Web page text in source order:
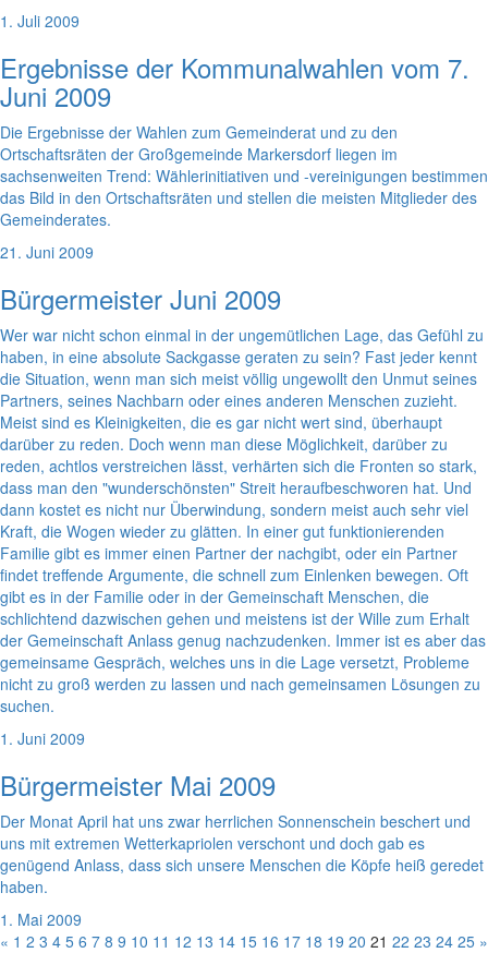
1. Juli 2009
Ergebnisse der Kommunalwahlen vom 7.
Juni 2009
Die Ergebnisse der Wahlen zum Gemeinderat und zu den
Ortschaftsräten der Großgemeinde Markersdorf liegen im
sachsenweiten Trend: Wählerinitiativen und -vereinigungen bestimmen
das Bild in den Ortschaftsräten und stellen die meisten Mitglieder des
Gemeinderates.
21. Juni 2009
Bürgermeister Juni 2009
Wer war nicht schon einmal in der ungemütlichen Lage, das Gefühl zu
haben, in eine absolute Sackgasse geraten zu sein? Fast jeder kennt
die Situation, wenn man sich meist völlig ungewollt den Unmut seines
Partners, seines Nachbarn oder eines anderen Menschen zuzieht.
Meist sind es Kleinigkeiten, die es gar nicht wert sind, überhaupt
darüber zu reden. Doch wenn man diese Möglichkeit, darüber zu
reden, achtlos verstreichen lässt, verhärten sich die Fronten so stark,
dass man den "wunderschönsten" Streit heraufbeschworen hat. Und
dann kostet es nicht nur Überwindung, sondern meist auch sehr viel
Kraft, die Wogen wieder zu glätten. In einer gut funktionierenden
Familie gibt es immer einen Partner der nachgibt, oder ein Partner
findet treffende Argumente, die schnell zum Einlenken bewegen. Oft
gibt es in der Familie oder in der Gemeinschaft Menschen, die
schlichtend dazwischen gehen und meistens ist der Wille zum Erhalt
der Gemeinschaft Anlass genug nachzudenken. Immer ist es aber das
gemeinsame Gespräch, welches uns in die Lage versetzt, Probleme
nicht zu groß werden zu lassen und nach gemeinsamen Lösungen zu
suchen.
1. Juni 2009
Bürgermeister Mai 2009
Der Monat April hat uns zwar herrlichen Sonnenschein beschert und
uns mit extremen Wetterkapriolen verschont und doch gab es
genügend Anlass, dass sich unsere Menschen die Köpfe heiß geredet
haben.
1. Mai 2009
« 1 2 3 4 5 6 7 8 9 10 11 12 13 14 15 16 17 18 19 20 21 22 23 24 25 »